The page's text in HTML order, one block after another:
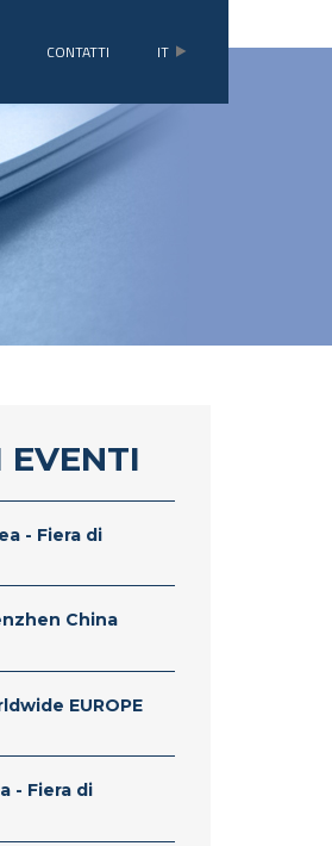
CONTATTI IT
EVENTI
- Fiera di
China
EUROPE
- Fiera di